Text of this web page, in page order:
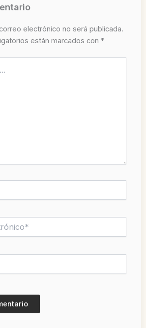
electrónico no será publicada.
están marcados con *